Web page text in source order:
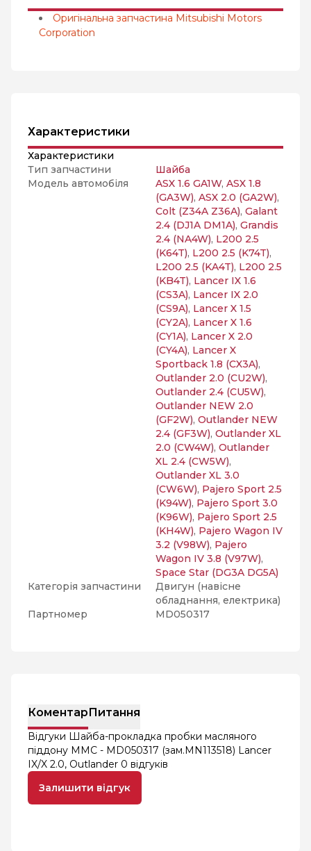
Оригінальна запчастина Mitsubishi Motors
Corporation
Характеристики
Характеристики
Тип запчастини
Шайба
Модель автомобіля
ASX 1.6 GA1W, ASX 1.8
(GA3W), ASX 2.0 (GA2W),
Colt (Z34A Z36A), Galant
2.4 (DJ1A DM1A), Grandis
2.4 (NA4W), L200 2.5
(K64T), L200 2.5 (K74T),
L200 2.5 (KA4T), L200 2.5
(KB4T), Lancer IX 1.6
(CS3A), Lancer IX 2.0
(CS9A), Lancer X 1.5
(CY2A), Lancer X 1.6
(CY1A), Lancer X 2.0
(CY4A), Lancer X
Sportback 1.8 (CX3A),
Outlander 2.0 (CU2W),
Outlander 2.4 (CU5W),
Outlander NEW 2.0
(GF2W), Outlander NEW
2.4 (GF3W), Outlander XL
2.0 (CW4W), Outlander
XL 2.4 (CW5W),
Outlander XL 3.0
(CW6W), Pajero Sport 2.5
(K94W), Pajero Sport 3.0
(K96W), Pajero Sport 2.5
(KH4W), Pajero Wagon IV
3.2 (V98W), Pajero
Wagon IV 3.8 (V97W),
Space Star (DG3A DG5A)
Категорія запчастини
Двигун (навісне
обладнання, електрика)
Партномер
MD050317
КоментарПитання
Відгуки Шайба-прокладка пробки масляного
піддону MMC - MD050317 (зам.MN113518) Lancer
IX/X 2.0, Outlander 0 відгуків
Залишити відгук